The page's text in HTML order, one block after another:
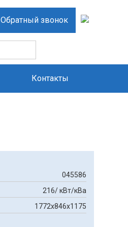
Обратный звонок
Контакты
045586
216/ кВт/кВа
1772х846х1175